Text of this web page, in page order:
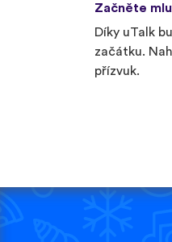
Začněte
Díky uTalk
začátku.
přízvuk.